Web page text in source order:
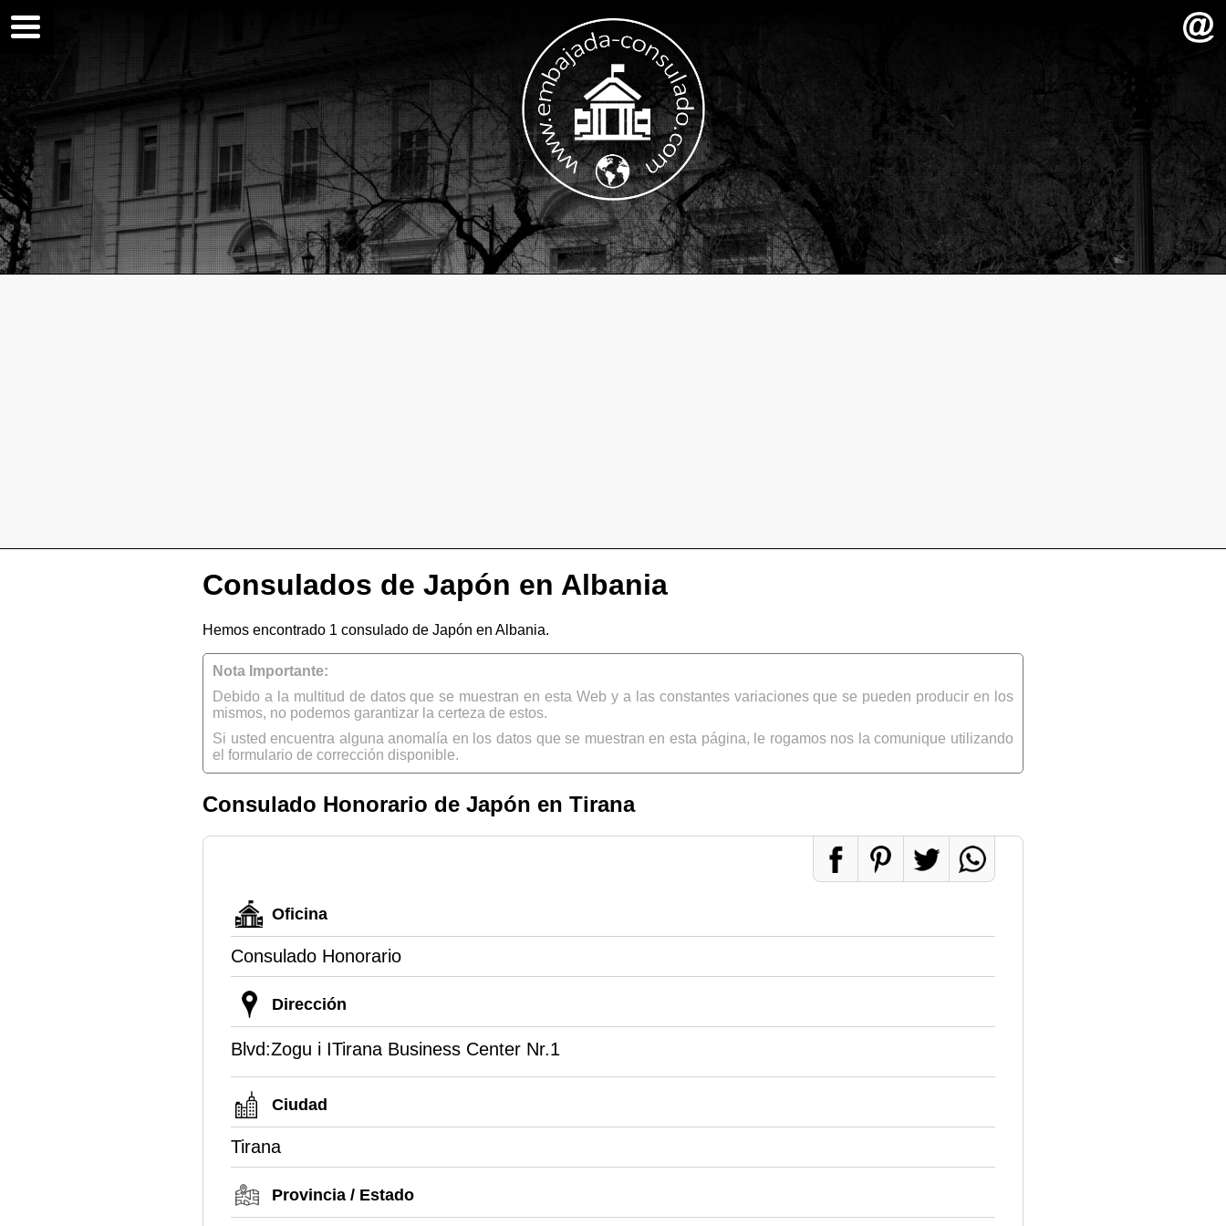
Consulados de Japón en Albania
Hemos encontrado 1 consulado de Japón en Albania.
Nota Importante:
Debido a la multitud de datos que se muestran en esta Web y a las constantes variaciones que se pueden producir en los
mismos, no podemos garantizar la certeza de estos.
Si usted encuentra alguna anomalía en los datos que se muestran en esta página, le rogamos nos la comunique utilizando
el formulario de corrección disponible.
Consulado Honorario de Japón en Tirana
Oficina
Consulado Honorario
Dirección
Blvd:Zogu i ITirana Business Center Nr.1
Ciudad
Tirana
Provincia / Estado